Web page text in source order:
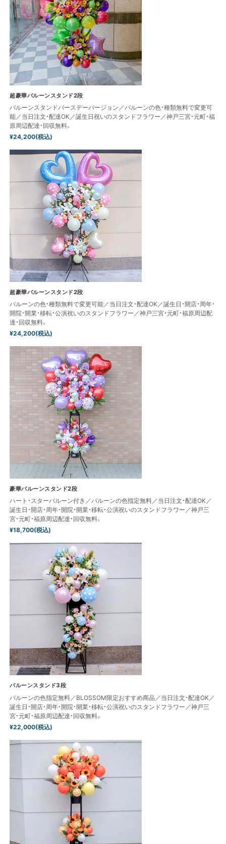
超豪華バルーンスタンド2段
バルーンスタンドバースデーバージョン／バルーンの色・種類無料で変更可
能／当日注文・配達OK／誕生日祝いのスタンドフラワー／神戸三宮・元町・福
原周辺配達・回収無料。
¥24,200(税込)
超豪華バルーンスタンド2段
バルーンの色・種類無料で変更可能／当日注文・配達OK／誕生日・開店・周年・
開院・開業・移転・公演祝いのスタンドフラワー／神戸三宮・元町・福原周辺配
達・回収無料。
¥24,200(税込)
豪華バルーンスタンド2段
ハート・スターバルーン付き／バルーンの色指定無料／当日注文・配達OK／
誕生日・開店・周年・開院・開業・移転・公演祝いのスタンドフラワー／神戸三
宮・元町・福原周辺配達・回収無料。
¥18,700(税込)
バルーンスタンド3段
バルーンの色指定無料／BLOSSOM限定おすすめ商品／当日注文・配達OK／
誕生日・開店・周年・開院・開業・移転・公演祝いのスタンドフラワー／神戸三
宮・元町・福原周辺配達・回収無料。
¥22,000(税込)